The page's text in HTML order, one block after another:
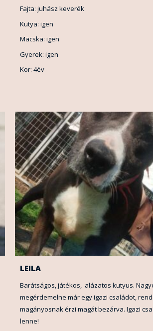
Fajta: juhász keverék
Kutya: igen
Macska: igen
Gyerek: igen
Kor: 4év
LEILA
Barátságos, játékos, alázatos kutyus.
megérdemelne már egy igazi családot,
magányosnak érzi magát bezárva. Igazi
lenne!